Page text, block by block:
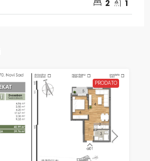
2 1
PRODATO